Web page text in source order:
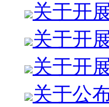
关于开
关于开
关于开
关于公